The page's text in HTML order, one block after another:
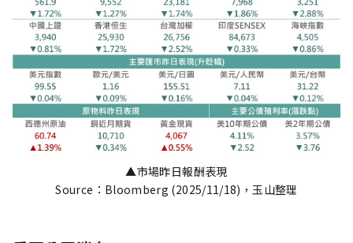
▲市場昨日報酬表現
Source：Bloomberg (2025/11/18)，玉山整理